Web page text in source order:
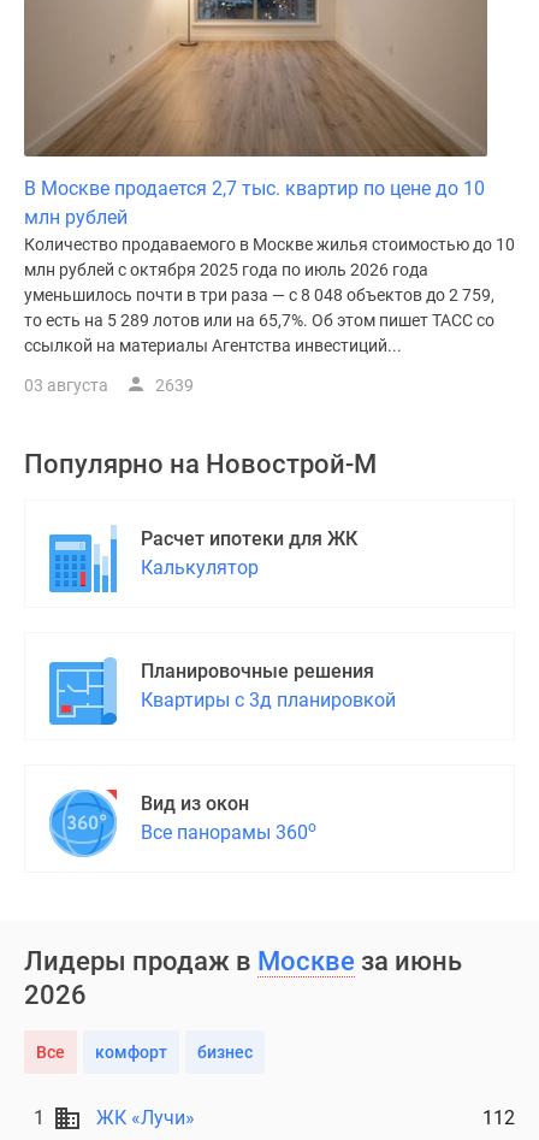
В Москве продается 2,7 тыс. квартир по цене до 10
млн рублей
Количество продаваемого в Москве жилья стоимостью до 10
млн рублей с октября 2025 года по июль 2026 года
уменьшилось почти в три раза — с 8 048 объектов до 2 759,
то есть на 5 289 лотов или на 65,7%. Об этом пишет ТАСС со
ссылкой на материалы Агентства инвестиций...
03 августа 2639
Популярно на Новострой-М
Расчет ипотеки для ЖК
Калькулятор
Планировочные решения
Квартиры с 3д планировкой
Вид из окон
Все панорамы 360о
Лидеры продаж в Москве за июнь
2026
Все комфорт бизнес
1 ЖК «Лучи» 112